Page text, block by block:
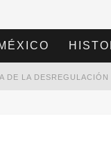
DE LA DESREGULACIÓN